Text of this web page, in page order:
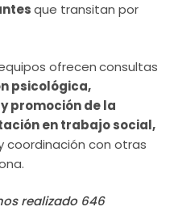
que transitan por
ofrecenconsultas
psicológica,
promoción de la
en trabajo social,
coordinación con otras
realizado 646